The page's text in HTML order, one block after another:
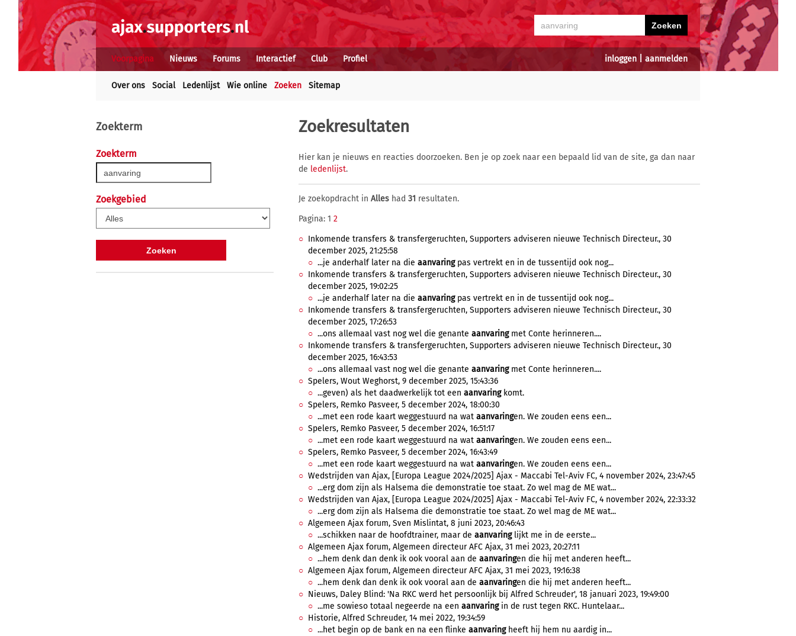
inloggen aanmelden
Voorpagina Nieuws Forums Interactief Club Profiel
Over ons Social Ledenlijst Wie online Zoeken Sitemap
Zoekterm
Zoekterm
Zoekgebied
Zoekresultaten
Hier kan je nieuws en reacties doorzoeken. Ben je op zoek naar een bepaald lid van de site, ga dan naar
de ledenlijst.
Je zoekopdracht in Alles had 31 resultaten.
Pagina: 1 2
Inkomende transfers & transfergeruchten, Supporters adviseren nieuwe Technisch Directeur., 30
december 2025, 21:25:58
...je anderhalf later na die aanvaringpas vertrekt en in de tussentijd ook nog...
Inkomende transfers & transfergeruchten, Supporters adviseren nieuwe Technisch Directeur., 30
december 2025, 19:02:25
...je anderhalf later na die aanvaringpas vertrekt en in de tussentijd ook nog...
Inkomende transfers & transfergeruchten, Supporters adviseren nieuwe Technisch Directeur., 30
december 2025, 17:26:53
...ons allemaal vast nog wel die genante aanvaringmet Conte herinneren....
Inkomende transfers & transfergeruchten, Supporters adviseren nieuwe Technisch Directeur., 30
december 2025, 16:43:53
...ons allemaal vast nog wel die genante aanvaringmet Conte herinneren....
Spelers, Wout Weghorst, 9 december 2025, 15:43:36
...geven) als het daadwerkelijk tot een aanvaringkomt.
Spelers, Remko Pasveer, 5 december 2024, 18:00:30
...met een rode kaart weggestuurd na wat aanvaringen. We zouden eens een...
Spelers, Remko Pasveer, 5 december 2024, 16:51:17
...met een rode kaart weggestuurd na wat aanvaringen. We zouden eens een...
Spelers, Remko Pasveer, 5 december 2024, 16:43:49
...met een rode kaart weggestuurd na wat aanvaringen. We zouden eens een...
Wedstrijden van Ajax, [Europa League 2024/2025] Ajax - Maccabi Tel-Aviv FC, 4 november 2024, 23:47:45
...erg dom zijn als Halsema die demonstratie toe staat. Zo wel mag de ME wat...
Wedstrijden van Ajax, [Europa League 2024/2025] Ajax - Maccabi Tel-Aviv FC, 4 november 2024, 22:33:32
...erg dom zijn als Halsema die demonstratie toe staat. Zo wel mag de ME wat...
Algemeen Ajax forum, Sven Mislintat, 8 juni 2023, 20:46:43
...schikken naar de hoofdtrainer, maar de aanvaringlijkt me in de eerste...
Algemeen Ajax forum, Algemeen directeur AFC Ajax, 31 mei 2023, 20:27:11
...hem denk dan denk ik ook vooral aan de aanvaringen die hij met anderen heeft...
Algemeen Ajax forum, Algemeen directeur AFC Ajax, 31 mei 2023, 19:16:38
...hem denk dan denk ik ook vooral aan de aanvaringen die hij met anderen heeft...
Nieuws, Daley Blind: 'Na RKC werd het persoonlijk bij Alfred Schreuder', 18 januari 2023, 19:49:00
...me sowieso totaal negeerde na een aanvaringin de rust tegen RKC. Huntelaar...
Historie, Alfred Schreuder, 14 mei 2022, 19:34:59
...het begin op de bank en na een flinke aanvaringheeft hij hem nu aardig in...